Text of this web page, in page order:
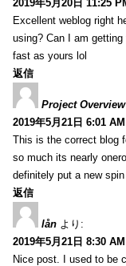
2019年5月20日 11:25
Excellent weblog right
using? Can I am
fast as yours lol
返信
Project Overview
2019年5月21日 6:01 AM
This is the correct blog
so much its nearly
definitely put a new
返信
lån より:
2019年5月21日 8:30 AM
Nice post. I used to be